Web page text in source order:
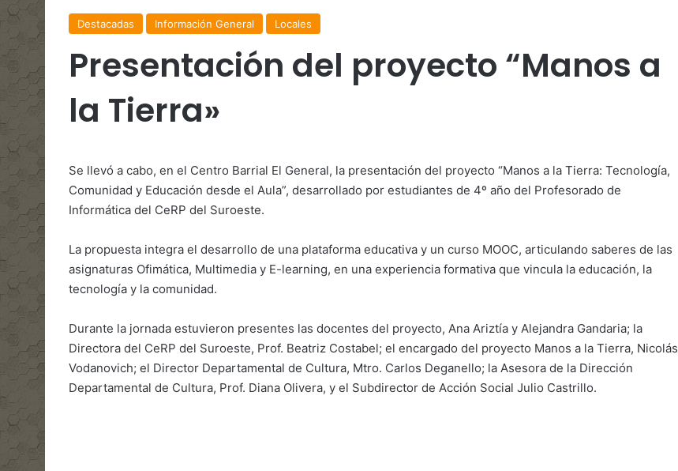
Destacadas Información General Locales
Presentación del proyecto “Manos a
la Tierra»
Se llevó a cabo, en el Centro Barrial El General, la presentación del proyecto “Manos a la Tierra: Tecnología,
Comunidad y Educación desde el Aula”, desarrollado por estudiantes de 4º año del Profesorado de
Informática del CeRP del Suroeste.
La propuesta integra el desarrollo de una plataforma educativa y un curso MOOC, articulando saberes de las
asignaturas Ofimática, Multimedia y E-learning, en una experiencia formativa que vincula la educación, la
tecnología y la comunidad.
Durante la jornada estuvieron presentes las docentes del proyecto, Ana Ariztía y Alejandra Gandaria; la
Directora del CeRP del Suroeste, Prof. Beatriz Costabel; el encargado del proyecto Manos a la Tierra, Nicolás
Vodanovich; el Director Departamental de Cultura, Mtro. Carlos Deganello; la Asesora de la Dirección
Departamental de Cultura, Prof. Diana Olivera, y el Subdirector de Acción Social Julio Castrillo.